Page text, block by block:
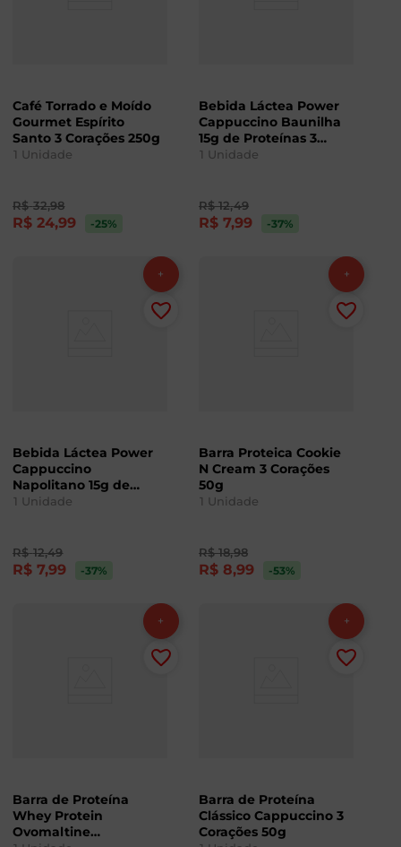
Café Torrado e Moído
Gourmet Espírito
Santo 3 Corações 250g
1 Unidade
R$ 32,98
R$ 24,99 -25%
Bebida Láctea Power
Cappuccino Baunilha
15g de Proteínas 3
Corações 250ml
1 Unidade
R$ 12,49
R$ 7,99 -37%
Bebida Láctea Power
Cappuccino
Napolitano 15g de
Proteínas 3 Corações
1 Unidade
R$ 12,49
R$ 7,99 -37%
Barra Proteica Cookie
N Cream 3 Corações
50g
1 Unidade
R$ 18,98
R$ 8,99 -53%
Barra de Proteína
Whey Protein
Ovomaltine
Barra de Proteína
Clássico Cappuccino 3
Corações 50g